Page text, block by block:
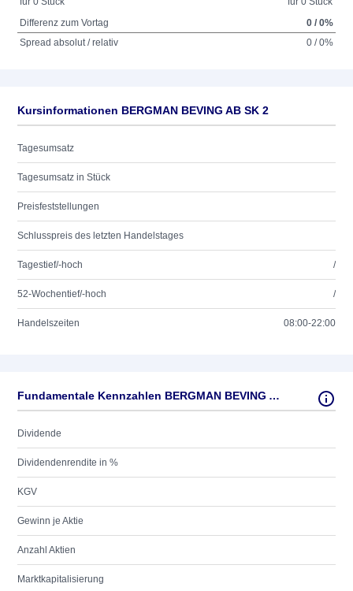
Differenz zum Vortag
0 / 0%
Spread absolut / relativ
0 / 0%
Kursinformationen BERGMAN BEVING AB SK 2
Tagesumsatz
Tagesumsatz in Stück
Preisfeststellungen
Schlusspreis des letzten Handelstages
Tagestief/-hoch /
52-Wochentief/-hoch /
Handelszeiten 08:00-22:00
Fundamentale Kennzahlen BERGMAN BEVING AB SK 2
Dividende
Dividendenrendite in %
KGV
Gewinn je Aktie
Anzahl Aktien
Marktkapitalisierung